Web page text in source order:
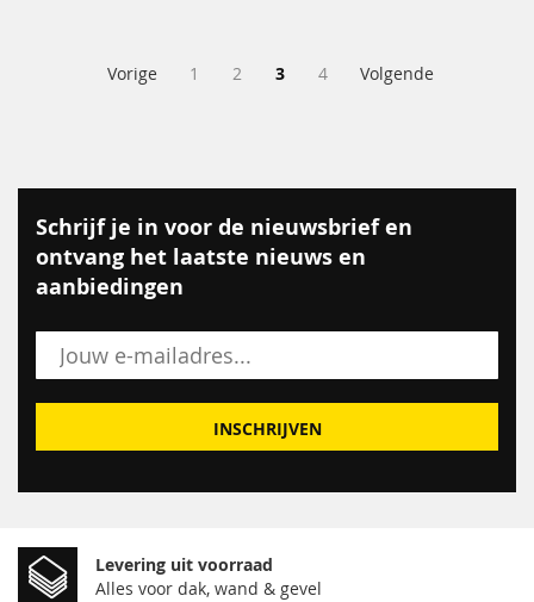
Pagina
Pagina
Vorige Pagina
1 Pagina
2 U lees momenteel pagina
3 Pagina
4 Pagina
Volgende
Schrijf je in voor de nieuwsbrief en
ontvang het laatste nieuws en
aanbiedingen
INSCHRIJVEN
Levering uit voorraad
Alles voor dak, wand & gevel